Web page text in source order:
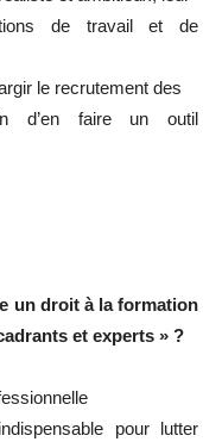
de travail et de
le recrutement des
d’en faire un outil
un droit à la formation
et experts » ?
pour lutter